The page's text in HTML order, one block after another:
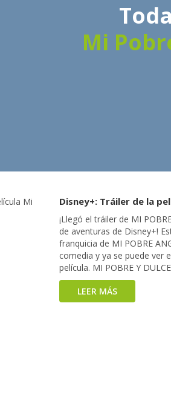
Mi
Disney+: Tráiler de la
¡Llegó el tráiler de MI
de aventuras de Disney+!
franquicia de MI POBRE
comedia y ya se puede ver
película. MI POBRE Y
LEER MÁS